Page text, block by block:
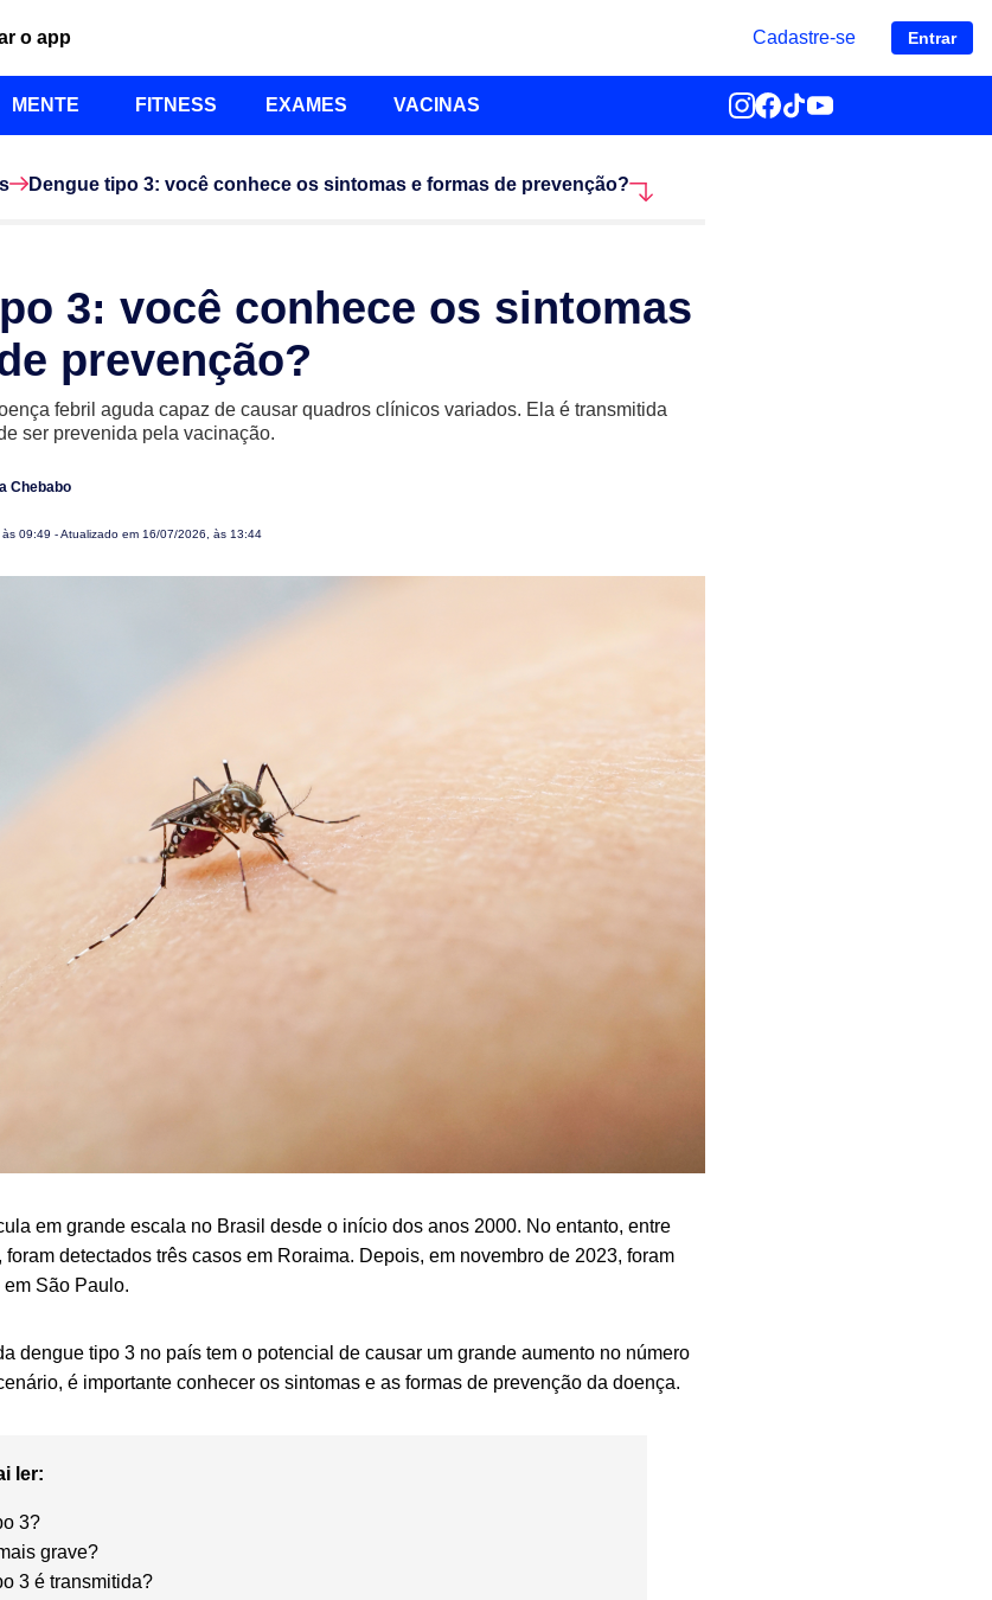
o app Cadastre-se Entrar
MENTE FITNESS EXAMES VACINAS
Dengue tipo 3: você conhece os sintomas e formas de prevenção?
3: você conhece os sintomas
prevenção?
febril aguda capaz de causar quadros clínicos variados. Ela é transmitida
ser prevenida pela vacinação.
Chebabo
09:49 - Atualizado em 16/07/2026, às 13:44
em grande escala no Brasil desde o início dos anos 2000. No entanto, entre
detectados três casos em Roraima. Depois, em novembro de 2023, foram
São Paulo.
dengue tipo 3 no país tem o potencial de causar um grande aumento no número
é importante conhecer os sintomas e as formas de prevenção da doença.
ler:
3?
grave?
3 é transmitida?